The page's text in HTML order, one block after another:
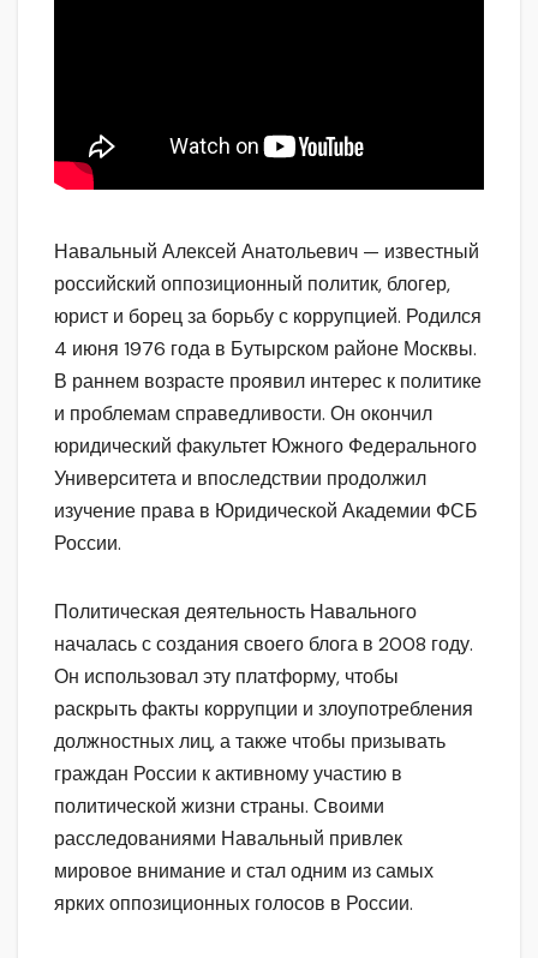
Навальный Алексей Анатольевич — известный
российский оппозиционный политик, блогер,
юрист и борец за борьбу с коррупцией. Родился
4 июня 1976 года в Бутырском районе Москвы.
В раннем возрасте проявил интерес к политике
и проблемам справедливости. Он окончил
юридический факультет Южного Федерального
Университета и впоследствии продолжил
изучение права в Юридической Академии ФСБ
России.
Политическая деятельность Навального
началась с создания своего блога в 2008 году.
Он использовал эту платформу, чтобы
раскрыть факты коррупции и злоупотребления
должностных лиц, а также чтобы призывать
граждан России к активному участию в
политической жизни страны. Своими
расследованиями Навальный привлек
мировое внимание и стал одним из самых
ярких оппозиционных голосов в России.